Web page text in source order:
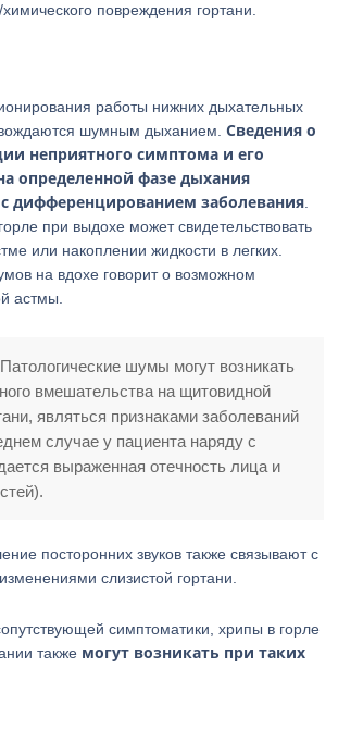
повреждения гортани.
работы нижних дыхательных
шумным дыханием.Сведения о
неприятного симптома и его
определенной фазе дыхания
дифференцированием заболевания
при выдохе может свидетельствовать
или накоплении жидкости в легких.
на вдохе говорит о возможном
астмы.
Патологические шумы могут возникать
вмешательства на щитовидной
являться признаками заболеваний
случае у пациента наряду с
выраженная отечность лица и
посторонних звуков также связывают с
слизистой гортани.
симптоматики, хрипы в горле
также могут возникать при таких